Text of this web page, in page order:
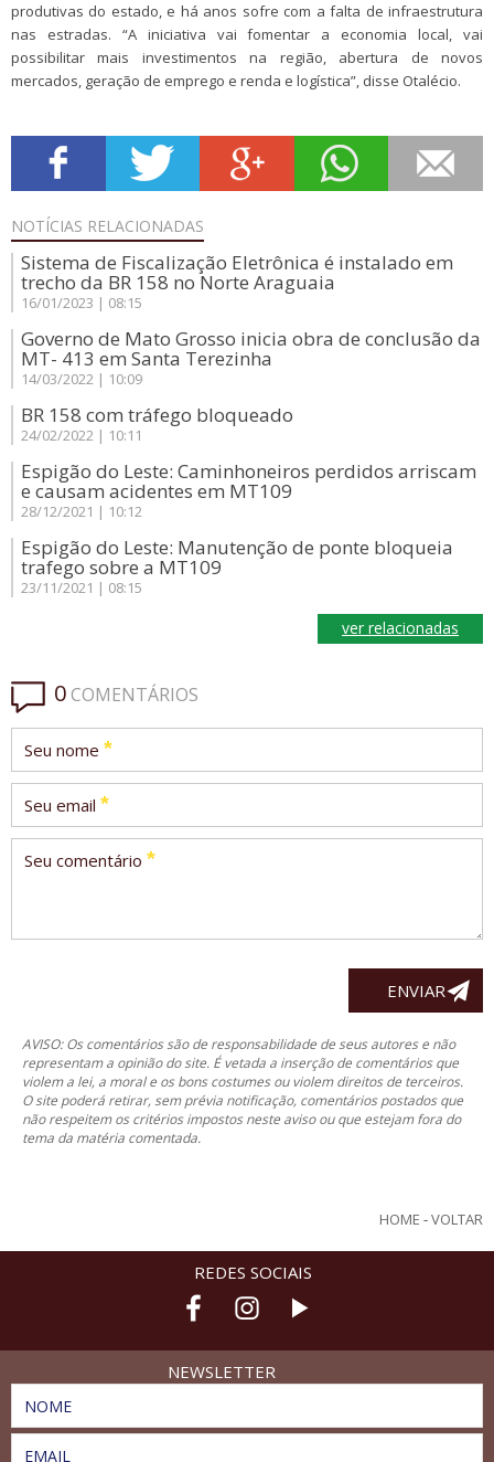
produtivas do estado, e há anos sofre com a falta de infraestrutura
nas estradas. “A iniciativa vai fomentar a economia local, vai
possibilitar mais investimentos na região, abertura de novos
mercados, geração de emprego e renda e logística”, disse Otalécio.
NOTÍCIAS RELACIONADAS
Sistema de Fiscalização Eletrônica é instalado em
trecho da BR 158 no Norte Araguaia
16/01/2023 | 08:15
Governo de Mato Grosso inicia obra de conclusão da
MT- 413 em Santa Terezinha
14/03/2022 | 10:09
BR 158 com tráfego bloqueado
24/02/2022 | 10:11
Espigão do Leste: Caminhoneiros perdidos arriscam
e causam acidentes em MT109
28/12/2021 | 10:12
Espigão do Leste: Manutenção de ponte bloqueia
trafego sobre a MT109
23/11/2021 | 08:15
ver relacionadas
0COMENTÁRIOS
Seu nome *
Seu email *
Seu comentário *
AVISO: Os comentários são de responsabilidade de seus autores e não
representam a opinião do site. É vetada a inserção de comentários que
violem a lei, a moral e os bons costumes ou violem direitos de terceiros.
O site poderá retirar, sem prévia notificação, comentários postados que
não respeitem os critérios impostos neste aviso ou que estejam fora do
tema da matéria comentada.
HOME -VOLTAR
REDES SOCIAIS
NEWSLETTER
NOME
EMAIL